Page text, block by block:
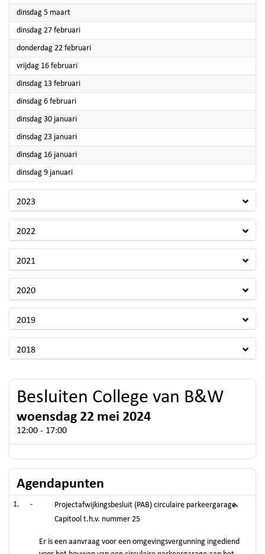
dinsdag 5 maart2024
dinsdag 27 februari2024
donderdag 22 februari2024
vrijdag 16 februari2024
dinsdag 13 februari2024
dinsdag 6 februari2024
dinsdag 30 januari2024
dinsdag 23 januari2024
dinsdag 16 januari2024
dinsdag 9 januari2024
2023
2022
2021
2020
2019
2018
Besluiten College van B&W
woensdag 22 mei 2024
12:00 - 17:00
Agendapunten
-
Projectafwijkingsbesluit (PAB) circulaire parkeergarage
Capitool t.h.v. nummer 25
Er is een aanvraag voor een omgevingsvergunning ingediend